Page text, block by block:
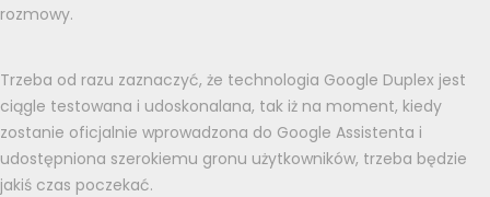
rozmowy.
Trzeba od razu zaznaczyć, że technologia Google Duplex jest
ciągle testowana i udoskonalana, tak iż na moment, kiedy
zostanie oficjalnie wprowadzona do Google Assistenta i
udostępniona szerokiemu gronu użytkowników, trzeba będzie
jakiś czas poczekać.